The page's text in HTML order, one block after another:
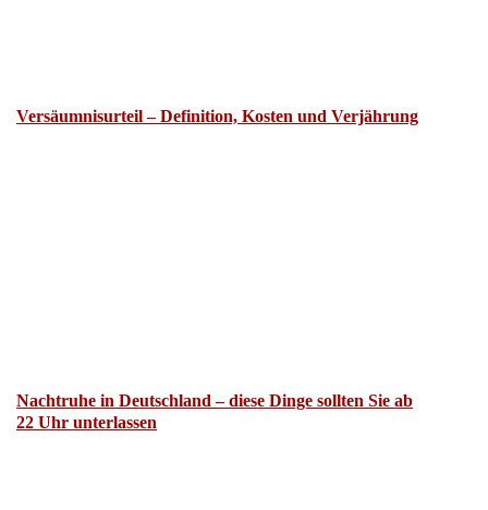
Versäumnisurteil – Definition, Kosten und Verjährung
Nachtruhe in Deutschland – diese Dinge sollten Sie ab
22 Uhr unterlassen